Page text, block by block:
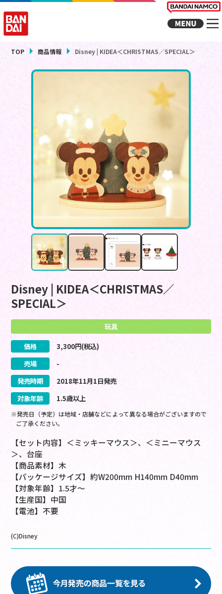
TOP 商品情報 Disney | KIDEA＜CHRISTMAS／SPECIAL＞
Disney | KIDEA＜CHRISTMAS／
SPECIAL＞
玩具
価格 3,300円(税込)
売場
-
発売時期
2018年11月1日発売
対象年齢
1.5歳以上
※発売日（予定）は地域・店舗などによって異なる場合がございますので
ご了承ください。
【セット内容】＜ミッキーマウス＞、＜ミニーマウス
＞、台座
【商品素材】木
【パッケージサイズ】約W200mm H140mm D40mm
【対象年齢】1.5才～
【生産国】中国
【電池】不要
(C)Disney